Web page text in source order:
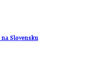
Slovensku